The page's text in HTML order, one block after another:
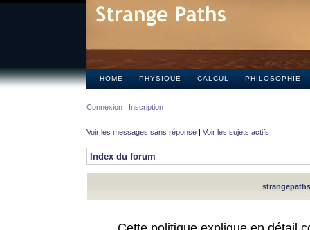
HOME PHYSIQUE CALCUL PHILOSOPHIE
Connexion Inscription
Voir les messages sans réponse | Voir les sujets actifs
Index du forum